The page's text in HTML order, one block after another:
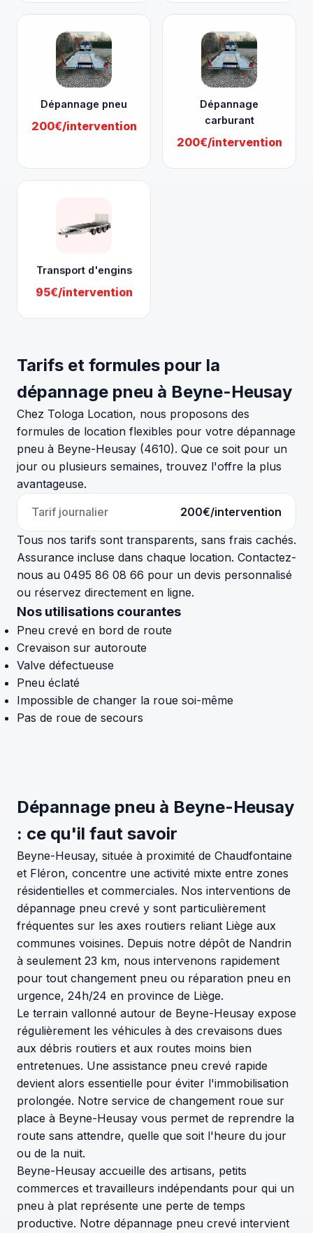
Dépannage pneu
200€/intervention
Dépannage
carburant
200€/intervention
Transport d'engins
95€/intervention
Tarifs et formules pour la
dépannage pneu à Beyne-Heusay
Chez Tologa Location, nous proposons des
formules de location flexibles pour votre dépannage
pneu à Beyne-Heusay (4610). Que ce soit pour un
jour ou plusieurs semaines, trouvez l'offre la plus
avantageuse.
Tarif journalier
200€/intervention
Tous nos tarifs sont transparents, sans frais cachés.
Assurance incluse dans chaque location. Contactez-
nous au 0495 86 08 66 pour un devis personnalisé
ou réservez directement en ligne.
Nos utilisations courantes
Pneu crevé en bord de route
Crevaison sur autoroute
Valve défectueuse
Pneu éclaté
Impossible de changer la roue soi-même
Pas de roue de secours
Dépannage pneu à Beyne-Heusay
: ce qu'il faut savoir
Beyne-Heusay, située à proximité de Chaudfontaine
et Fléron, concentre une activité mixte entre zones
résidentielles et commerciales. Nos interventions de
dépannage pneu crevé y sont particulièrement
fréquentes sur les axes routiers reliant Liège aux
communes voisines. Depuis notre dépôt de Nandrin
à seulement 23 km, nous intervenons rapidement
pour tout changement pneu ou réparation pneu en
urgence, 24h/24 en province de Liège.
Le terrain vallonné autour de Beyne-Heusay expose
régulièrement les véhicules à des crevaisons dues
aux débris routiers et aux routes moins bien
entretenues. Une assistance pneu crevé rapide
devient alors essentielle pour éviter l'immobilisation
prolongée. Notre service de changement roue sur
place à Beyne-Heusay vous permet de reprendre la
route sans attendre, quelle que soit l'heure du jour
ou de la nuit.
Beyne-Heusay accueille des artisans, petits
commerces et travailleurs indépendants pour qui un
pneu à plat représente une perte de temps
productive. Notre dépannage pneu crevé intervient